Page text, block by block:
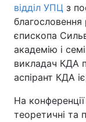
відділ УПЦ з
єпископа
академію і
викладач КДА
аспірант КДА
На
теоретичні та